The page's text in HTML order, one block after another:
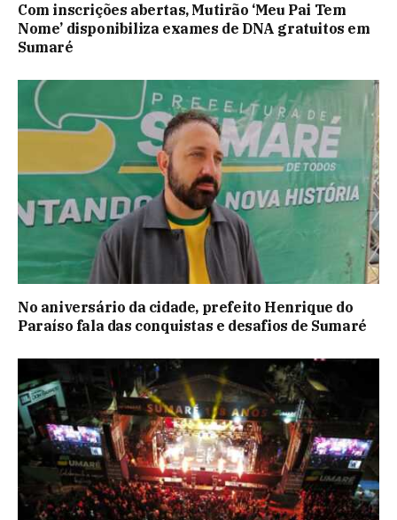
Com inscrições abertas, Mutirão ‘Meu Pai Tem
Nome’ disponibiliza exames de DNA gratuitos em
Sumaré
No aniversário da cidade, prefeito Henrique do
Paraíso fala das conquistas e desafios de Sumaré